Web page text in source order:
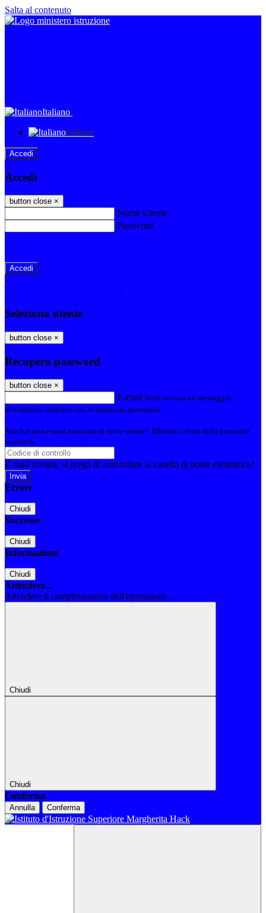
Salta al contenuto
Italiano
Italiano
Accedi
Accedi
button close ×
Nome Utente
Password
-
Seleziona utente
button close ×
Recupero password
button close ×
E-mail Verrà inviato un messaggio
all'indirizzo indicato con le istruzioni necessarie.
Non hai una e-mail associata al nome utente? Effettua il reset della password
tramite la
E-mail inviata, si prega di controllare la casella di posta elettronica!
Errore
Chiudi
Successo
Chiudi
Informazione
Chiudi
Attendere...
Attendere il completamento dell'operazione...
Chiudi
Chiudi
Conferma
Annulla Conferma